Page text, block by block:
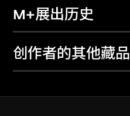
M+展出历史
创作者的其他藏品